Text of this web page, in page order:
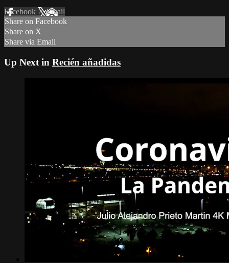
Facebook XEmail
Share on Facebook
Share on X
Share via Email
Up Next in Recién añadidas